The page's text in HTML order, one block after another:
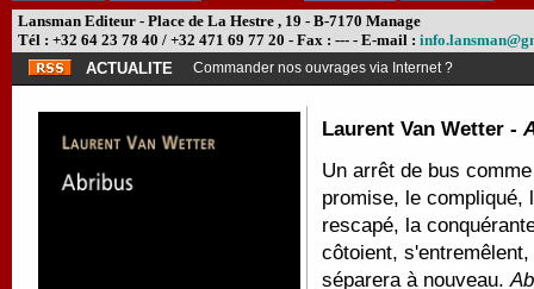
Lansman Editeur - Place de La Hestre , 19 - B-7170 Manage
Tél : +32 64 23 78 40 / +32 471 69 77 20 - Fax : --- - E-mail :
ACTUALITE
Commander nos ouvrages via Internet ?
Laurent Van Wetter -
Un arrêt de bus
promise, le compliqué,
rescapé, la
côtoient,
séparera à nouveau.